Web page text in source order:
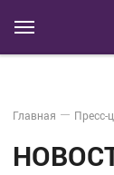
Главная Пресс-